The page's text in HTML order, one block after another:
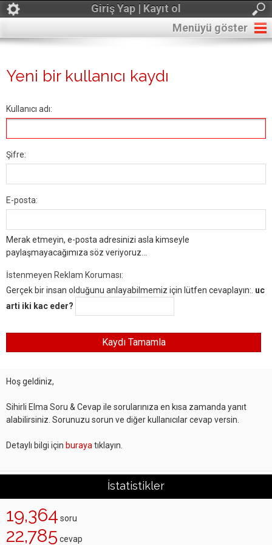
Giriş Yap | Kayıt ol
Menüyü göster
Yeni bir kullanıcı kaydı
Kullanıcı adı:
Şifre:
E-posta:
Merak etmeyin, e-posta adresinizi asla kimseyle
paylaşmayacağımıza söz veriyoruz...
İstenmeyen Reklam Koruması:
Gerçek bir insan olduğunu anlayabilmemiz için lütfen cevaplayın:. uc
arti iki kac eder?
Hoş geldiniz,
Sihirli Elma Soru & Cevap ile sorularınıza en kısa zamanda yanıt
alabilirsiniz. Sorunuzu sorun ve diğer kullanıcılar cevap versin.
Detaylı bilgi için buraya tıklayın.
İstatistikler
19,364 soru
22,785 cevap